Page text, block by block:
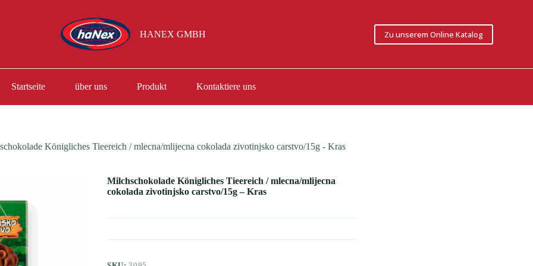
HANEX GMBH Zu unserem Online Katalog
Startseite über uns Produkt Kontaktiere uns
Königliches Tieereich / mlecna/mlijecna cokolada zivotinjsko carstvo/15g - Kras
Milchschokolade Königliches Tieereich / mlecna/mlijecna
cokolada zivotinjsko carstvo/15g – Kras